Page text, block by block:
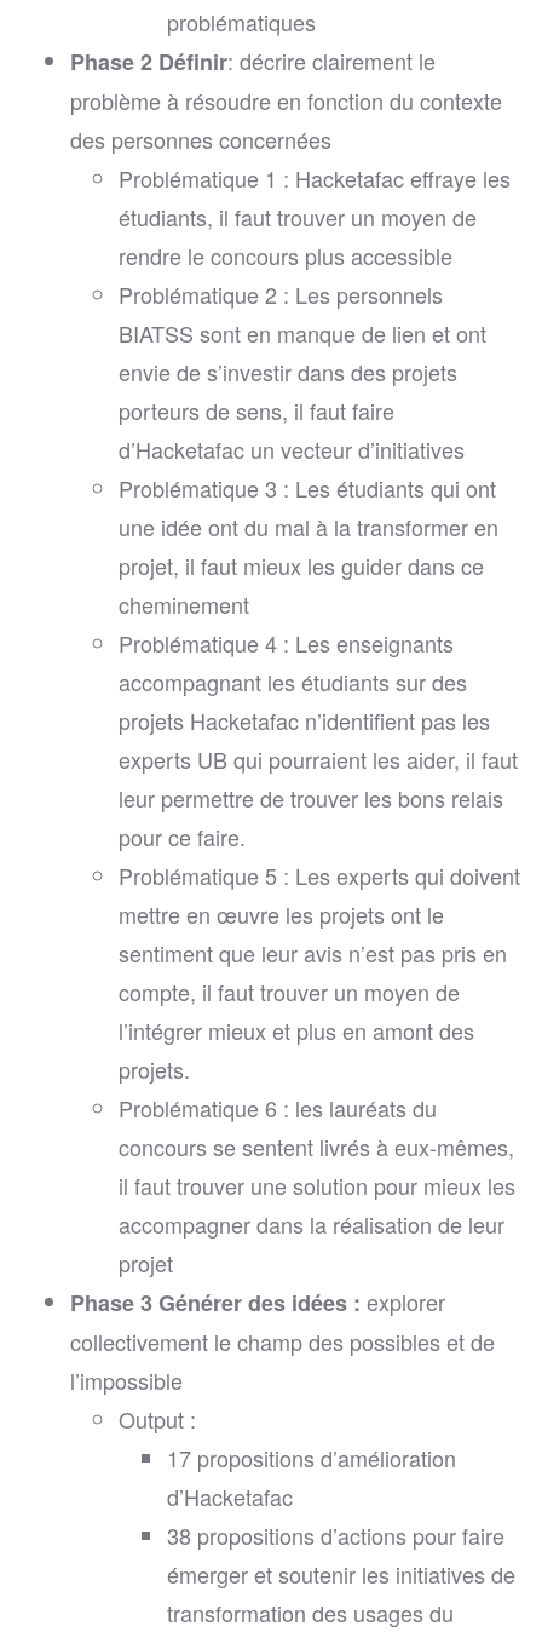
problématiques
Phase 2 Définir: décrire clairement le
problème à résoudre en fonction du contexte
des personnes concernées
Problématique 1 : Hacketafac effraye les
étudiants, il faut trouver un moyen de
rendre le concours plus accessible
Problématique 2 : Les personnels
BIATSS sont en manque de lien et ont
envie de s’investir dans des projets
porteurs de sens, il faut faire
d’Hacketafac un vecteur d’initiatives
Problématique 3 : Les étudiants qui ont
une idée ont du mal à la transformer en
projet, il faut mieux les guider dans ce
cheminement
Problématique 4 : Les enseignants
accompagnant les étudiants sur des
projets Hacketafac n’identifient pas les
experts UB qui pourraient les aider, il faut
leur permettre de trouver les bons relais
pour ce faire.
Problématique 5 : Les experts qui doivent
mettre en œuvre les projets ont le
sentiment que leur avis n’est pas pris en
compte, il faut trouver un moyen de
l’intégrer mieux et plus en amont des
projets.
Problématique 6 : les lauréats du
concours se sentent livrés à eux-mêmes,
il faut trouver une solution pour mieux les
accompagner dans la réalisation de leur
projet
Phase 3 Générer des idées : explorer
collectivement le champ des possibles et de
l’impossible
Output :
17 propositions d’amélioration
d’Hacketafac
38 propositions d’actions pour faire
émerger et soutenir les initiatives de
transformation des usages du